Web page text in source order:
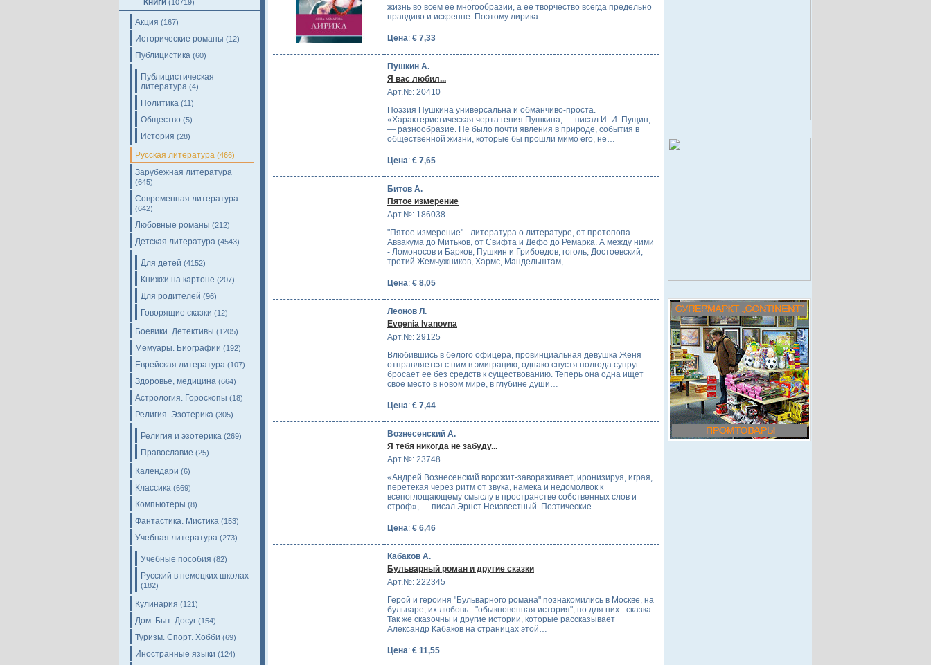
Книги (10719)
Акция (167)
Исторические романы (12)
Публицистика (60)
Публицистическая
литература (4)
Политика (11)
Общество (5)
История (28)
Русская литература (466)
Зарубежная литература
(645)
Современная литература
(642)
Любовные романы (212)
Детская литература (4543)
Для детей (4152)
Книжки на картоне (207)
Для родителей (96)
Говорящие сказки (12)
Боевики. Детективы (1205)
Мемуары. Биографии (192)
Еврейская литература (107)
Здоровье, медицина (664)
Астрология. Гороскопы (18)
Религия. Эзотерика (305)
Религия и эзотерика (269)
Православие (25)
Календари (6)
Классика (669)
Компьютеры (8)
Фантастика. Мистика (153)
Учебная литература (273)
Учебные пособия (82)
Русский в немецких школах
(182)
Кулинария (121)
Дом. Быт. Досуг (154)
Туризм. Спорт. Хобби (69)
Иностранные языки (124)
жизнь во всем ее многообразии, а ее творчество всегда предельно
правдиво и искренне. Поэтому лирика…
Цена: € 7,33
Пушкин А.
Я вас любил...
Арт.№: 20410
Поэзия Пушкина универсальна и обманчиво-проста.
«Характеристическая черта гения Пушкина, — писал И. И. Пущин,
— разнообразие. Не было почти явления в природе, события в
общественной жизни, которые бы прошли мимо его, не…
Цена: € 7,65
Битов А.
Пятое измерение
Арт.№: 186038
"Пятое измерение" - литература о литературе, от протопопа
Аввакума до Митьков, от Свифта и Дефо до Ремарка. А между ними
- Ломоносов и Барков, Пушкин и Грибоедов, гоголь, Достоевский,
третий Жемчужников, Хармс, Мандельштам,…
Цена: € 8,05
Леонов Л.
Evgenia Ivanovna
Арт.№: 29125
Влюбившись в белого офицера, провинциальная девушка Женя
отправляется с ним в эмиграцию, однако спустя полгода супруг
бросает ее без средств к существованию. Теперь она одна ищет
свое место в новом мире, в глубине души…
Цена: € 7,44
Вознесенский А.
Я тебя никогда не забуду...
Арт.№: 23748
«Андрей Вознесенский ворожит-завораживает, иронизируя, играя,
перетекая через ритм от звука, намека и недомолвок к
всепоглощающему смыслу в пространстве собственных слов и
строф», — писал Эрнст Неизвестный. Поэтические…
Цена: € 6,46
Кабаков А.
Бульварный роман и другие сказки
Арт.№: 222345
Герой и героиня "Бульварного романа" познакомились в Москве, на
бульваре, их любовь - "обыкновенная история", но для них - сказка.
Так же сказочны и другие истории, которые рассказывает
Александр Кабаков на страницах этой…
Цена: € 11,55